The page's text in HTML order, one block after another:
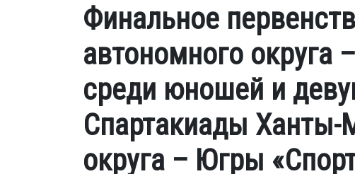
Финальное
автономного
среди юношей и
Спартакиады Ханты-
округа – Югры